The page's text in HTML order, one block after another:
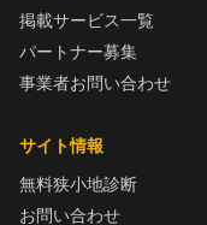
掲載サービス一覧
パートナー募集
事業者お問い合わせ
サイト情報
無料狭小地診断
お問い合わせ